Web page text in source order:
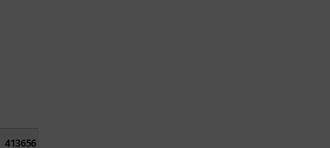
413656